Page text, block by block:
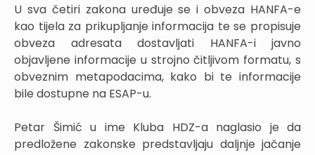
U sva četiri zakona uređuje se i obveza HANFA-e
kao tijela za prikupljanje informacija te se propisuje
obveza adresata dostavljati HANFA-i javno
objavljene informacije u strojno čitljivom formatu, s
obveznim metapodacima, kako bi te informacije
bile dostupne na ESAP-u.
Petar Šimić u ime Kluba HDZ-a naglasio je da
predložene zakonske predstavljaju daljnje jačanje